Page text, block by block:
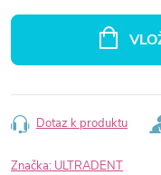
Dotaz k produktu
Značka: ULTRADENT